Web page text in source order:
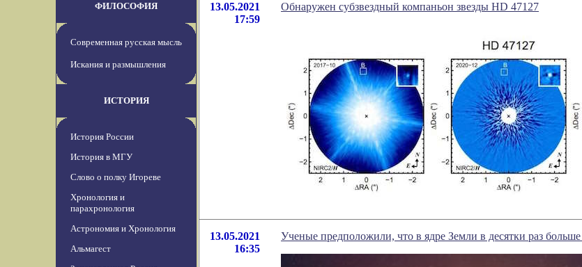
ФИЛОСОФИЯ
Современная русская мысль
Искания и размышления
ИСТОРИЯ
История России
История в МГУ
Слово о полку Игореве
Хронология и
парахронология
Астрономия и Хронология
Альмагест
13.05.2021
17:59
Обнаружен субзвездный компаньон звезды HD 47127
13.05.2021
16:35
Ученые предположили, что в ядре Земли в десятки раз